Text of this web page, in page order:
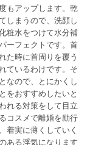
もアップします。乾
しまうので、洗顔し
粧水をつけて水分補
ーフェクトです。首
た時に首周りを覆う
ているわけです。そ
なので、とにかくし
をおすすめしたいと
れる対策をして目立
コスメで離婚を励行
着実に薄くしていく
ある浮気になります